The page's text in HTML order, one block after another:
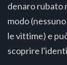
denaro rubato
modo
le vittime) e
scoprire